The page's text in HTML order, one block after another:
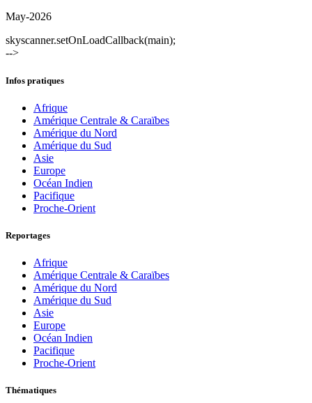
May-2026
skyscanner.setOnLoadCallback(main);
-->
Infos pratiques
Afrique
Amérique Centrale & Caraïbes
Amérique du Nord
Amérique du Sud
Asie
Europe
Océan Indien
Pacifique
Proche-Orient
Reportages
Afrique
Amérique Centrale & Caraïbes
Amérique du Nord
Amérique du Sud
Asie
Europe
Océan Indien
Pacifique
Proche-Orient
Thématiques